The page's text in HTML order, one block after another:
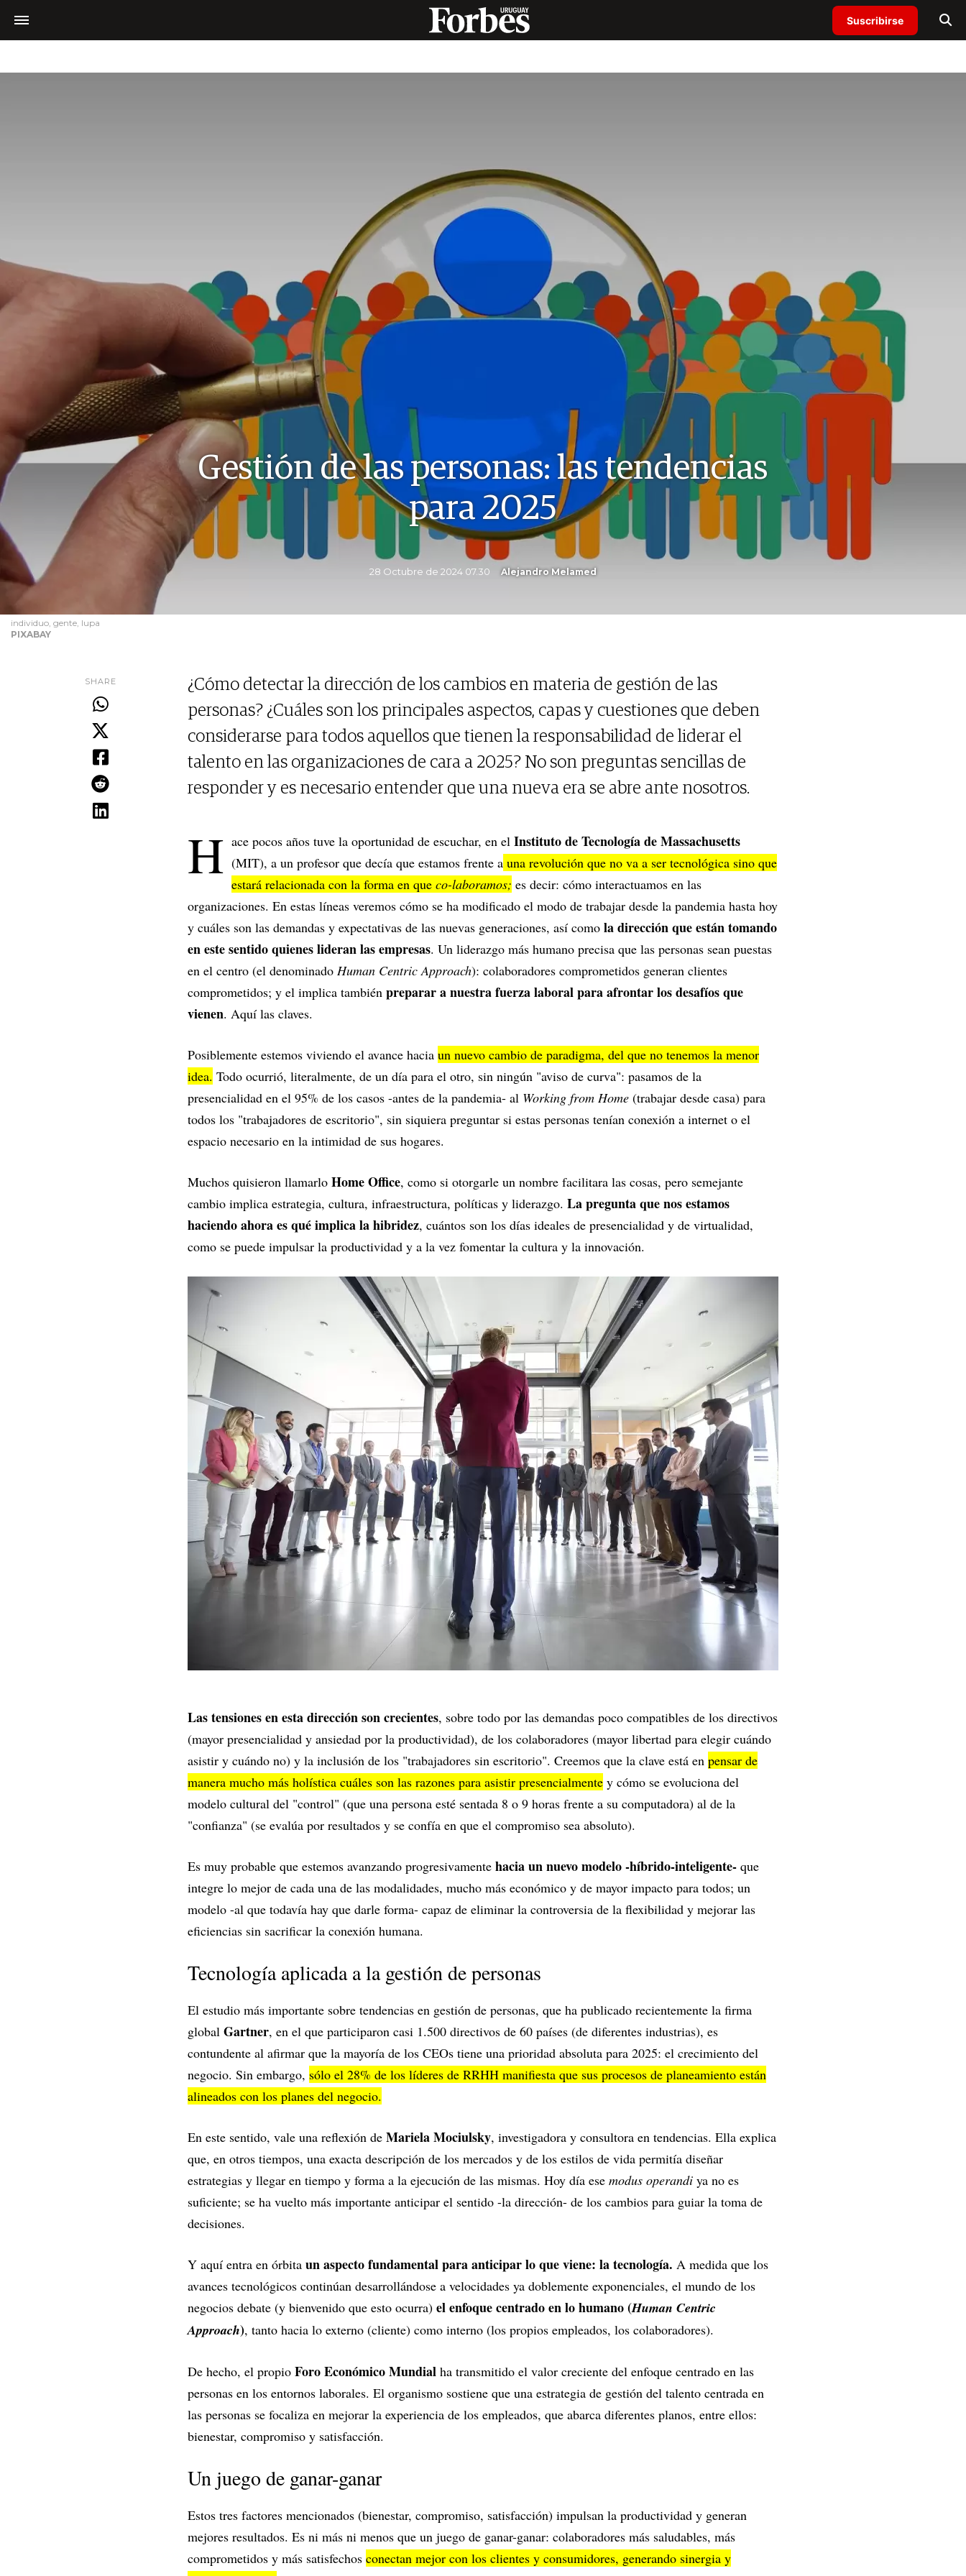
Suscribirse
Gestión de las personas: las tendencias
para 2025
28 Octubre de 2024 07.30 Alejandro Melamed
individuo, gente, lupa
PIXABAY
SHARE
¿Cómo detectar la dirección de los cambios en materia de gestión de las
personas? ¿Cuáles son los principales aspectos, capas y cuestiones que deben
considerarse para todos aquellos que tienen la responsabilidad de liderar el
talento en las organizaciones de cara a 2025? No son preguntas sencillas de
responder y es necesario entender que una nueva era se abre ante nosotros.
H ace pocos años tuve la oportunidad de escuchar, en el Instituto de Tecnología de Massachusetts
(MIT), a un profesor que decía que estamos frente a una revolución que no va a ser tecnológica sino que
estará relacionada con la forma en que co-laboramos; es decir: cómo interactuamos en las
organizaciones. En estas líneas veremos cómo se ha modificado el modo de trabajar desde la pandemia hasta hoy
y cuáles son las demandas y expectativas de las nuevas generaciones, así como la dirección que están tomando
en este sentido quienes lideran las empresas. Un liderazgo más humano precisa que las personas sean puestas
en el centro (el denominado Human Centric Approach): colaboradores comprometidos generan clientes
comprometidos; y el implica también preparar a nuestra fuerza laboral para afrontar los desafíos que
vienen. Aquí las claves.
Posiblemente estemos viviendo el avance hacia un nuevo cambio de paradigma, del que no tenemos la menor
idea. Todo ocurrió, literalmente, de un día para el otro, sin ningún "aviso de curva": pasamos de la
presencialidad en el 95% de los casos -antes de la pandemia- al Working from Home (trabajar desde casa) para
todos los "trabajadores de escritorio", sin siquiera preguntar si estas personas tenían conexión a internet o el
espacio necesario en la intimidad de sus hogares.
Muchos quisieron llamarlo Home Office, como si otorgarle un nombre facilitara las cosas, pero semejante
cambio implica estrategia, cultura, infraestructura, políticas y liderazgo. La pregunta que nos estamos
haciendo ahora es qué implica la hibridez, cuántos son los días ideales de presencialidad y de virtualidad,
como se puede impulsar la productividad y a la vez fomentar la cultura y la innovación.
Las tensiones en esta dirección son crecientes, sobre todo por las demandas poco compatibles de los directivos
(mayor presencialidad y ansiedad por la productividad), de los colaboradores (mayor libertad para elegir cuándo
asistir y cuándo no) y la inclusión de los "trabajadores sin escritorio". Creemos que la clave está en pensar de
manera mucho más holística cuáles son las razones para asistir presencialmente y cómo se evoluciona del
modelo cultural del "control" (que una persona esté sentada 8 o 9 horas frente a su computadora) al de la
"confianza" (se evalúa por resultados y se confía en que el compromiso sea absoluto).
Es muy probable que estemos avanzando progresivamente hacia un nuevo modelo -híbrido-inteligente- que
integre lo mejor de cada una de las modalidades, mucho más económico y de mayor impacto para todos; un
modelo -al que todavía hay que darle forma- capaz de eliminar la controversia de la flexibilidad y mejorar las
eficiencias sin sacrificar la conexión humana.
Tecnología aplicada a la gestión de personas
El estudio más importante sobre tendencias en gestión de personas, que ha publicado recientemente la firma
global Gartner, en el que participaron casi 1.500 directivos de 60 países (de diferentes industrias), es
contundente al afirmar que la mayoría de los CEOs tiene una prioridad absoluta para 2025: el crecimiento del
negocio. Sin embargo, sólo el 28% de los líderes de RRHH manifiesta que sus procesos de planeamiento están
alineados con los planes del negocio.
En este sentido, vale una reflexión de Mariela Mociulsky, investigadora y consultora en tendencias. Ella explica
que, en otros tiempos, una exacta descripción de los mercados y de los estilos de vida permitía diseñar
estrategias y llegar en tiempo y forma a la ejecución de las mismas. Hoy día ese modus operandi ya no es
suficiente; se ha vuelto más importante anticipar el sentido -la dirección- de los cambios para guiar la toma de
decisiones.
Y aquí entra en órbita un aspecto fundamental para anticipar lo que viene: la tecnología. A medida que los
avances tecnológicos continúan desarrollándose a velocidades ya doblemente exponenciales, el mundo de los
negocios debate (y bienvenido que esto ocurra) el enfoque centrado en lo humano (Human Centric
Approach), tanto hacia lo externo (cliente) como interno (los propios empleados, los colaboradores).
De hecho, el propio Foro Económico Mundial ha transmitido el valor creciente del enfoque centrado en las
personas en los entornos laborales. El organismo sostiene que una estrategia de gestión del talento centrada en
las personas se focaliza en mejorar la experiencia de los empleados, que abarca diferentes planos, entre ellos:
bienestar, compromiso y satisfacción.
Un juego de ganar-ganar
Estos tres factores mencionados (bienestar, compromiso, satisfacción) impulsan la productividad y generan
mejores resultados. Es ni más ni menos que un juego de ganar-ganar: colaboradores más saludables, más
comprometidos y más satisfechos conectan mejor con los clientes y consumidores, generando sinergia y